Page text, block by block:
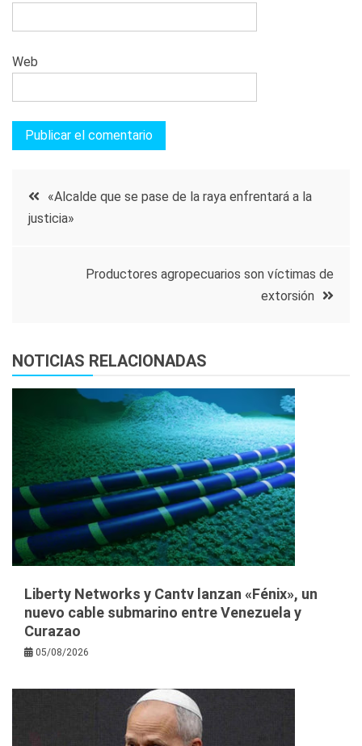
Web
Navegación
de
entradas
«Alcalde que se pase de la raya enfrentará a la
justicia»
Productores agropecuarios son víctimas de
extorsión
NOTICIAS RELACIONADAS
Liberty Networks y Cantv lanzan «Fénix», un
nuevo cable submarino entre Venezuela y
Curazao
05/08/2026